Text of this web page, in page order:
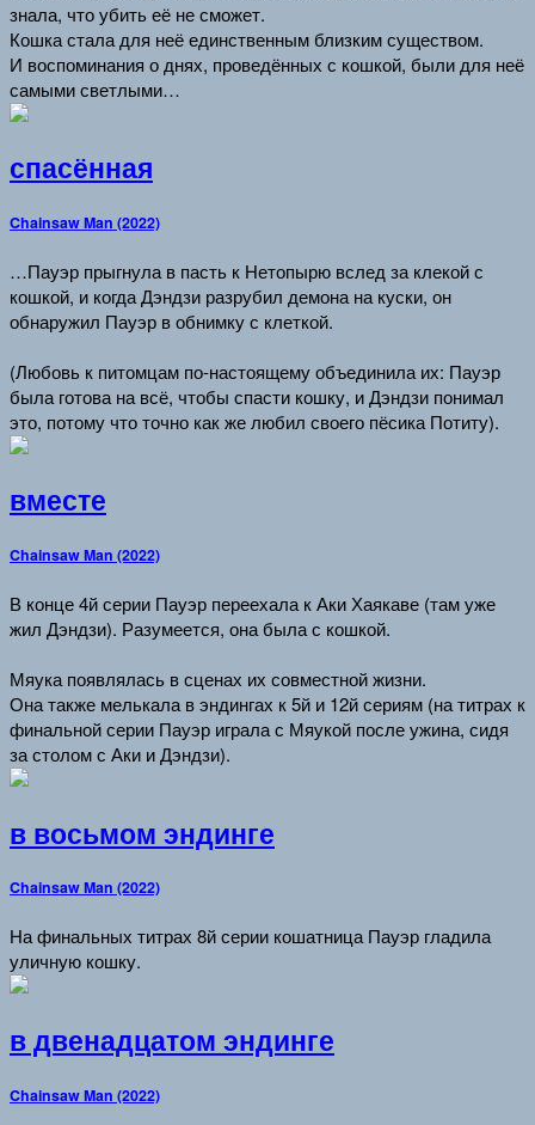
знала, что убить её не сможет.
Кошка стала для неё единственным близким существом.
И воспоминания о днях, проведённых с кошкой, были для неё
самыми светлыми…
спасённая
Chainsaw Man (2022)
…Пауэр прыгнула в пасть к Нетопырю вслед за клекой с
кошкой, и когда Дэндзи разрубил демона на куски, он
обнаружил Пауэр в обнимку с клеткой.
(Любовь к питомцам по-настоящему объединила их: Пауэр
была готова на всё, чтобы спасти кошку, и Дэндзи понимал
это, потому что точно как же любил своего пёсика Потиту).
вместе
Chainsaw Man (2022)
В конце 4й серии Пауэр переехала к Аки Хаякаве (там уже
жил Дэндзи). Разумеется, она была с кошкой.
Мяука появлялась в сценах их совместной жизни.
Она также мелькала в эндингах к 5й и 12й сериям (на титрах к
финальной серии Пауэр играла с Мяукой после ужина, сидя
за столом с Аки и Дэндзи).
в восьмом эндинге
Chainsaw Man (2022)
На финальных титрах 8й серии кошатница Пауэр гладила
уличную кошку.
в двенадцатом эндинге
Chainsaw Man (2022)